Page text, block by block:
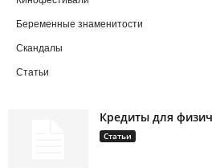
Беременные знаменитости
Скандалы
Статьи
Кредиты для
Статьи